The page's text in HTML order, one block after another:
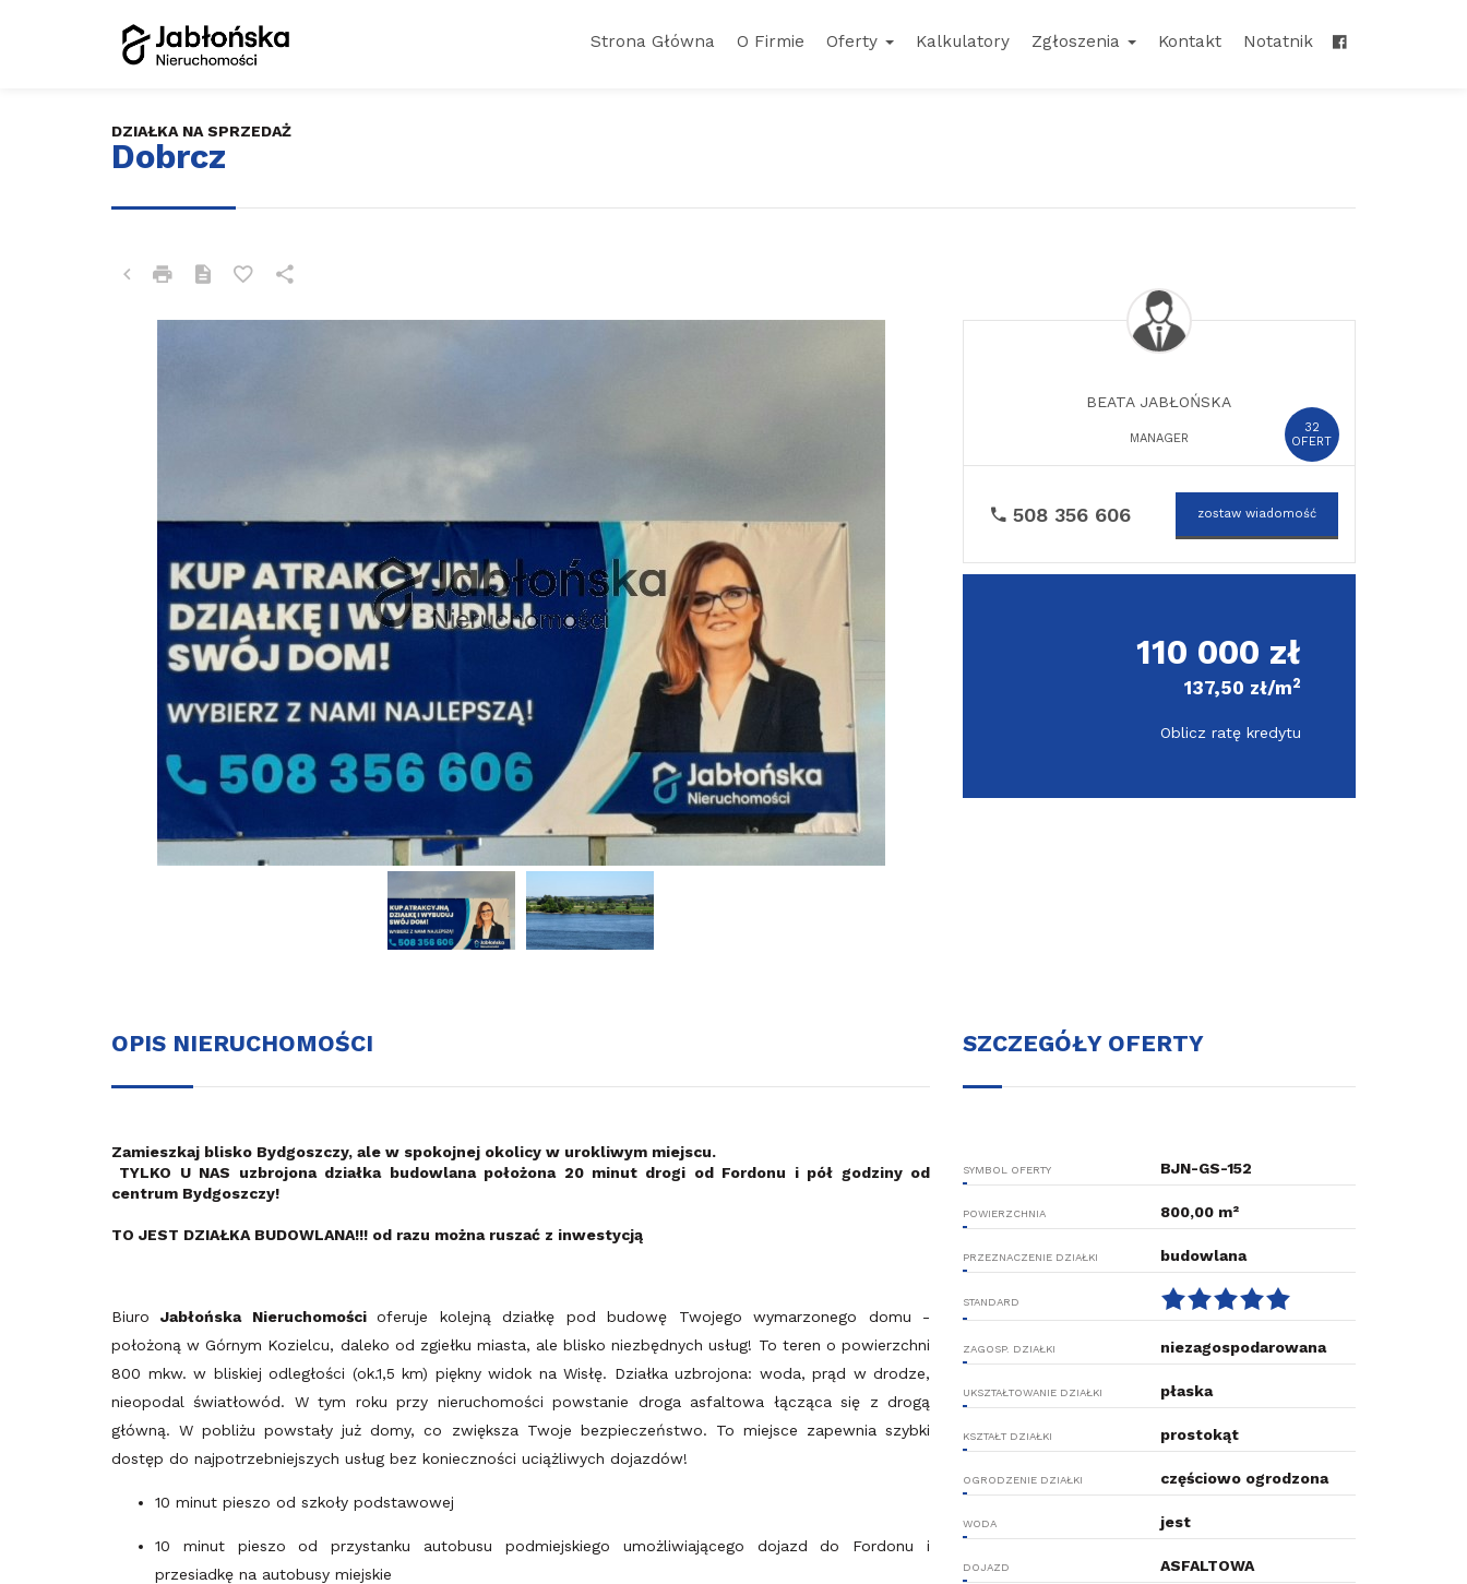
Strona Główna O Firmie Oferty Kalkulatory Zgłoszenia Kontakt Notatnik
Dobrcz
DZIAŁKA NA SPRZEDAŻ
32
OFERT
BEATA JABŁOŃSKA
MANAGER
508 356 606 zostaw wiadomość
110 000 zł
137,50 zł/m2
Oblicz ratę kredytu
OPIS NIERUCHOMOŚCI
Zamieszkaj blisko Bydgoszczy, ale w spokojnej okolicy w urokliwym miejscu.
TYLKO U NAS uzbrojona działka budowlana położona 20 minut drogi od Fordonu i pół godziny od
centrum Bydgoszczy!
TO JEST DZIAŁKA BUDOWLANA!!! od razu można ruszać z inwestycją
BiuroJabłońska Nieruchomościoferuje kolejną działkę pod budowę Twojego wymarzonego domu -
położoną w Górnym Kozielcu, daleko od zgiełku miasta, ale blisko niezbędnych usług! To teren o powierzchni
800 mkw. w bliskiej odległości (ok.1,5 km) piękny widok na Wisłę. Działka uzbrojona: woda, prąd w drodze,
nieopodal światłowód. W tym roku przy nieruchomości powstanie droga asfaltowa łącząca się z drogą
główną. W pobliżu powstały już domy, co zwiększa Twoje bezpieczeństwo. To miejsce zapewnia szybki
dostęp do najpotrzebniejszych usług bez konieczności uciążliwych dojazdów!
10 minut pieszo od szkoły podstawowej
10 minut pieszo od przystanku autobusu podmiejskiego umożliwiającego dojazd do Fordonu i
przesiadkę na autobusy miejskie
SZCZEGÓŁY OFERTY
SYMBOL OFERTY BJN-GS-152
POWIERZCHNIA 800,00 m²
PRZEZNACZENIE DZIAŁKI budowlana
STANDARD
ZAGOSP. DZIAŁKI niezagospodarowana
UKSZTAŁTOWANIE DZIAŁKI płaska
KSZTAŁT DZIAŁKI prostokąt
OGRODZENIE DZIAŁKI częściowo ogrodzona
WODA jest
DOJAZD ASFALTOWA